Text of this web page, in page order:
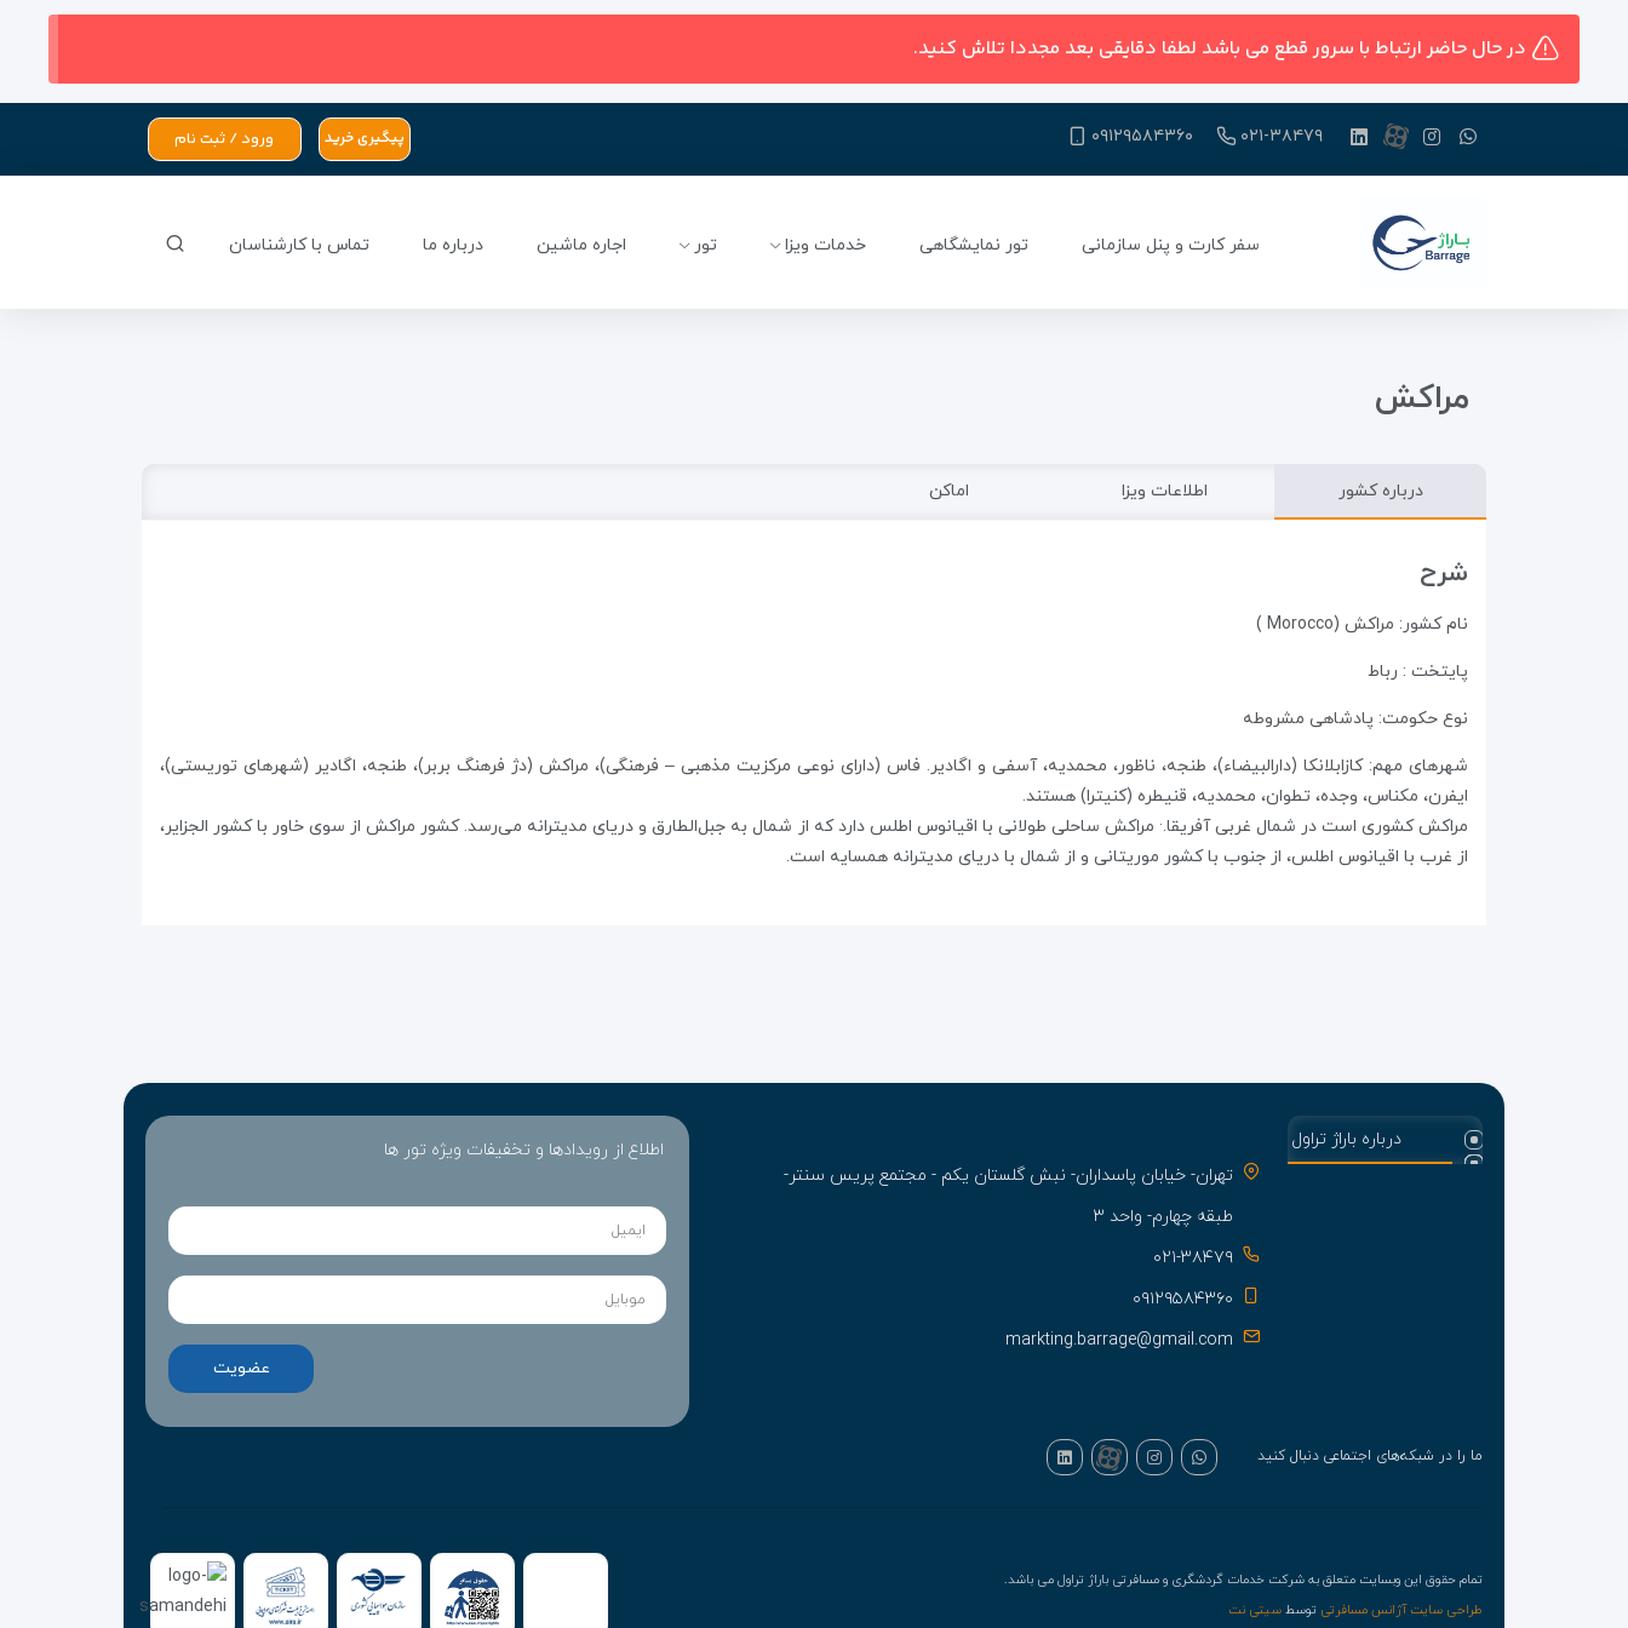
در حال حاضر ارتباط با سرور قطع می باشد لطفا دقایقی بعد مجددا تلاش کنید.
۰۲۱-۳۸۴۷۹ ۰۹۱۲۹۵۸۴۳۶۰ پیگیری خرید ورود / ثبت نام
سفر کارت و پنل سازمانی تور نمایشگاهی خدمات ویزا تور اجاره ماشین درباره ما تماس با کارشناسان
مراکش
درباره کشور اطلاعات ویزا اماکن
شرح
نام کشور: مراکش (Morocco )
پایتخت : رباط
نوع حکومت: پادشاهی مشروطه
شهرهای مهم: کازابلانکا (دارالبیضاء)، طنجه، ناظور، محمدیه، آسفی و اگادیر. فاس (دارای نوعی مرکزیت مذهبی – فرهنگی)، مراکش (دژ فرهنگ بربر)، طنجه، اگادیر (شهرهای توریستی)،
ایفرن، مکناس، وجده، تطوان، محمدیه، قنیطره (کنیترا) هستند.
مراکش کشوری است در شمال غربی آفریقا.· مراکش ساحلی طولانی با اقیانوس اطلس دارد که از شمال به جبل‌الطارق و دریای مدیترانه می‌رسد. کشور مراکش از سوی خاور با کشور الجزایر،
از غرب با اقیانوس اطلس، از جنوب با کشور موریتانی و از شمال با دریای مدیترانه همسایه است.
درباره باراژ تراول
تهران- خیابان پاسداران- نبش گلستان یکم - مجتمع پریس سنتر-
طبقه چهارم- واحد ۳
۰۲۱-۳۸۴۷۹
۰۹۱۲۹۵۸۴۳۶۰
markting.barrage@gmail.com
اطلاع از رویدادها و تخفیفات ویژه تور ها
ما را در شبکه‌های اجتماعی دنبال کنید
تمام حقوق این وبسایت متعلق به شرکت خدمات گردشگری و مسافرتی باراژ تراول می باشد.
طراحی سایت آژانس مسافرتی توسط سیتی نت